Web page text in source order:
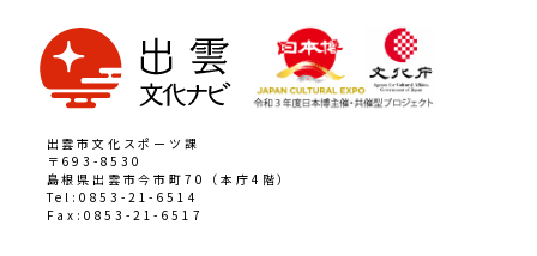
出雲市文化スポーツ課
〒693-8530
島根県出雲市今市町70（本庁4階）
Tel:0853-21-6514
Fax:0853-21-6517